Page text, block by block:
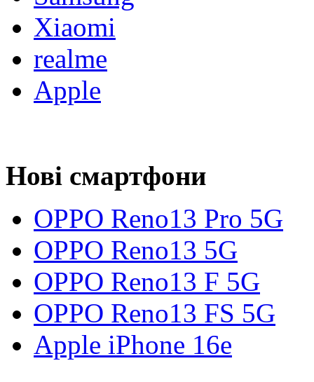
Xiaomi
realme
Apple
Нові смартфони
OPPO Reno13 Pro 5G
OPPO Reno13 5G
OPPO Reno13 F 5G
OPPO Reno13 FS 5G
Apple iPhone 16e